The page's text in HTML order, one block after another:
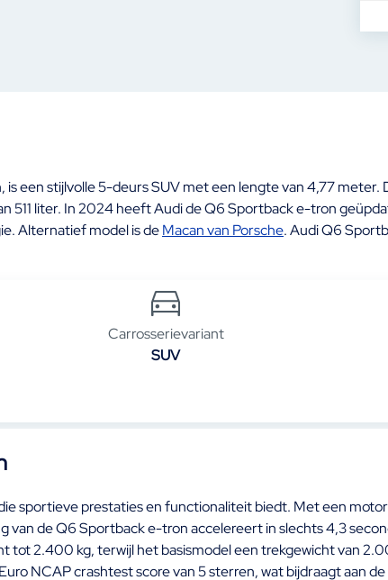
een stijlvolle 5-deurs SUV met een lengte van 4,77
liter. In 2024 heeft Audi de Q6 Sportback e-tron
Alternatief model is deMacan van Porsche. Audi Q6
Carrosserievariant
SUV
sportieve prestaties en functionaliteit biedt. Met een
de Q6 Sportback e-tron accelereert in slechts 4,3
2.400 kg, terwijl het basismodel een trekgewicht van
NCAP crashtest score van 5 sterren, wat bijdraagt aan